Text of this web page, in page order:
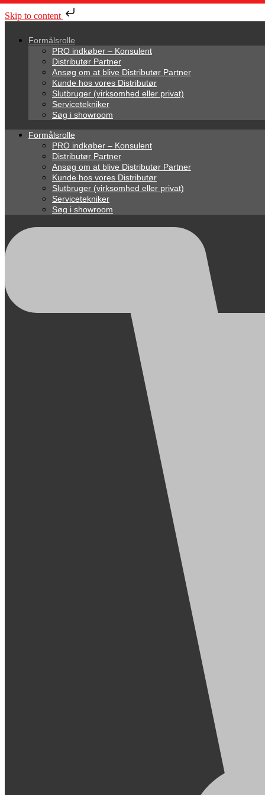
Skip to content
Formålsrolle
PRO indkøber – Konsulent
Distributør Partner
Ansøg om at blive Distributør Partner
Kunde hos vores Distributør
Slutbruger (virksomhed eller privat)
Servicetekniker
Søg i showroom
Formålsrolle
PRO indkøber – Konsulent
Distributør Partner
Ansøg om at blive Distributør Partner
Kunde hos vores Distributør
Slutbruger (virksomhed eller privat)
Servicetekniker
Søg i showroom